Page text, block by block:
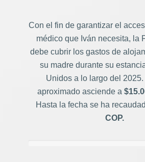
Con el fin de garantizar el
médico que Iván necesita, la
debe cubrir los gastos de
su madre durante su
Unidos a lo largo del
aproximado asciende a
Hasta la fecha se ha
COP.